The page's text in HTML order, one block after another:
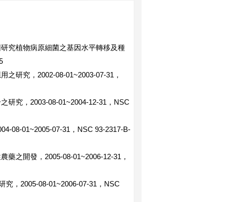
究植物病原細菌之基因水平轉移及種
之研究，2002-08-01~2003-07-31，
研究，2003-08-01~2004-12-31，NSC
08-01~2005-07-31，NSC 93-2317-B-
藥之開發，2005-08-01~2006-12-31，
究，2005-08-01~2006-07-31，NSC